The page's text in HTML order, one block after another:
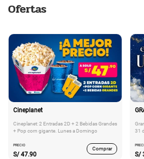
Ofertas
Cineplanet
Cineplanet: 2 Entradas 2D + 2 Bebidas Grandes
+ Pop corn gigante. Lunes a Domingo
PRECIO
S/ 47.90
Comprar
31
S/